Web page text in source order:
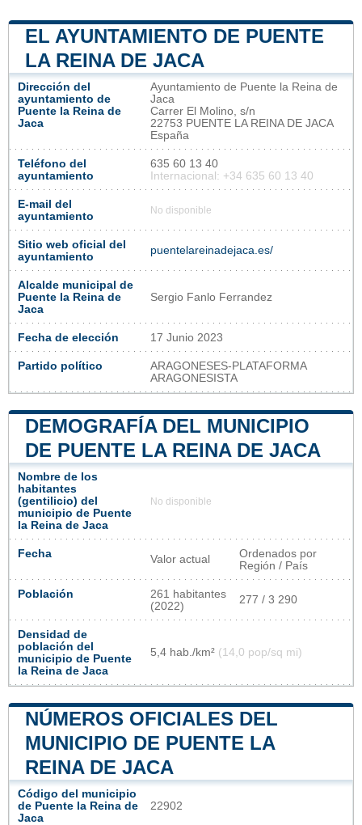
EL AYUNTAMIENTO DE PUENTE
LA REINA DE JACA
Dirección del
ayuntamiento de
Puente la Reina de
Jaca
Ayuntamiento de Puente la Reina de
Jaca
Carrer El Molino, s/n
22753 PUENTE LA REINA DE JACA
España
Teléfono del
ayuntamiento
635 60 13 40
Internacional: +34 635 60 13 40
E-mail del
ayuntamiento
No disponible
Sitio web oficial del
ayuntamiento
puentelareinadejaca.es/
Alcalde municipal de
Puente la Reina de
Jaca
Sergio Fanlo Ferrandez
Fecha de elección 17 Junio 2023
Partido político
ARAGONESES-PLATAFORMA
ARAGONESISTA
DEMOGRAFÍA DEL MUNICIPIO
DE PUENTE LA REINA DE JACA
Nombre de los
habitantes
(gentilicio) del
municipio de Puente
la Reina de Jaca
No disponible
Fecha Valor actual
Ordenados por
Región / País
Población
261 habitantes
(2022)
277 / 3 290
Densidad de
población del
municipio de Puente
la Reina de Jaca
5,4 hab./km² (14,0 pop/sq mi)
NÚMEROS OFICIALES DEL
MUNICIPIO DE PUENTE LA
REINA DE JACA
Código del municipio
de Puente la Reina de
Jaca
22902